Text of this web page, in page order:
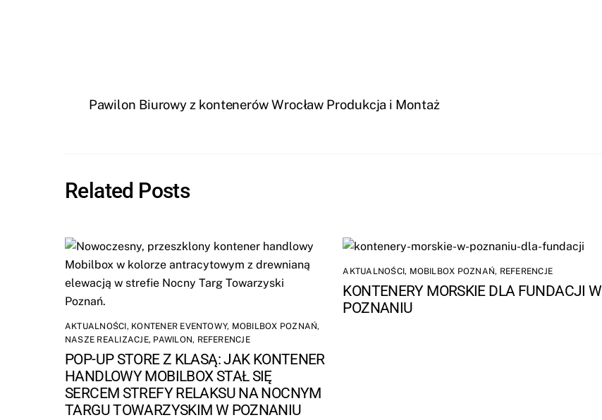
Pawilon Biurowy z kontenerów Wrocław Produkcja i Montaż
Related Posts
AKTUALNOŚCI, KONTENER EVENTOWY, MOBILBOX POZNAŃ,
NASZE REALIZACJE, PAWILON, REFERENCJE
POP-UP STORE Z KLASĄ: JAK KONTENER
HANDLOWY MOBILBOX STAŁ SIĘ
SERCEM STREFY RELAKSU NA NOCNYM
TARGU TOWARZYSKIM W POZNANIU
AKTUALNOŚCI, MOBILBOX POZNAŃ, REFERENCJE
KONTENERY MORSKIE DLA FUNDACJI W
POZNANIU